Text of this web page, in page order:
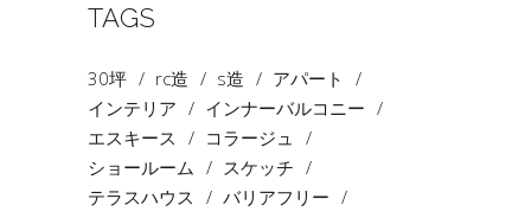
TAGS
30坪 rc造 s造
アパート
インテリア
インナーバルコニー
エスキース
コラージュ
ショールーム
スケッチ
テラスハウス
バリアフリー